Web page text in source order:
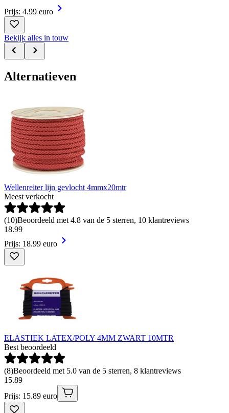
Prijs: 4.99 euro
Bekijk alles in touw
Alternatieven
Wellenreiter lijn gevlocht 4mmx20mtr
Meest verkocht
(10)Beoordeeld met 4.8 van de 5 sterren, 10 klantreviews
18.99
Prijs: 18.99 euro
ELASTIEK LATEX/POLY 4MM ZWART 10MTR
Best beoordeeld
(8)Beoordeeld met 5.0 van de 5 sterren, 8 klantreviews
15.89
Prijs: 15.89 euro